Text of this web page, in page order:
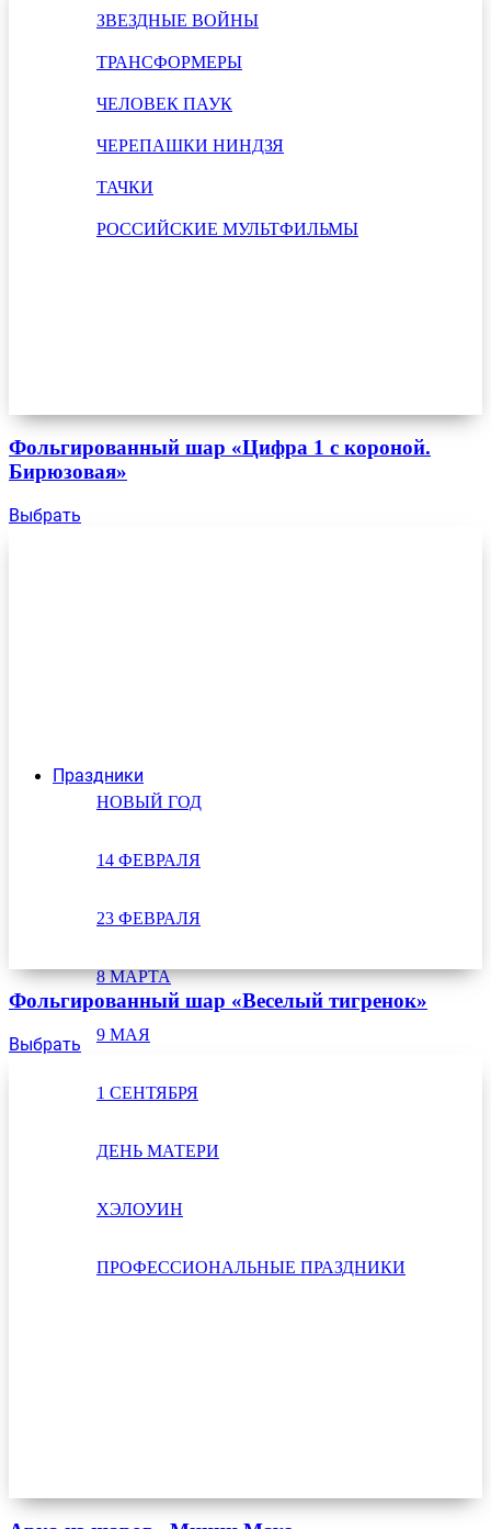
ЗВЕЗДНЫЕ ВОЙНЫ
ТРАНСФОРМЕРЫ
ЧЕЛОВЕК ПАУК
ЧЕРЕПАШКИ НИНДЗЯ
ТАЧКИ
РОССИЙСКИЕ МУЛЬТФИЛЬМЫ
Праздники
НОВЫЙ ГОД
14 ФЕВРАЛЯ
23 ФЕВРАЛЯ
8 МАРТА
9 МАЯ
1 СЕНТЯБРЯ
ДЕНЬ МАТЕРИ
ХЭЛОУИН
ПРОФЕССИОНАЛЬНЫЕ ПРАЗДНИКИ
Фольгированный шар «Цифра 1 с короной.
Бирюзовая»
Выбрать
Фольгированный шар «Веселый тигренок»
Выбрать